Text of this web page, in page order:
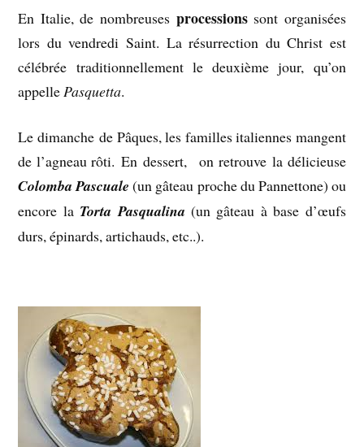
En Italie, de nombreuses processionssont organisées
lors du vendredi Saint. La résurrection du Christ est
célébrée traditionnellement le deuxième jour, qu’on
appelle Pasquetta.
Le dimanche de Pâques, les familles italiennes mangent
de l’agneau rôti. En dessert, on retrouve la délicieuse
Colomba Pascuale (un gâteau proche du Pannettone) ou
encore la Torta Pasqualina (un gâteau à base d’œufs
durs, épinards, artichauds, etc..).